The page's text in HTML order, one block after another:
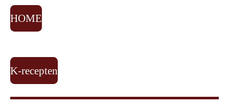
HOME
K-recepten